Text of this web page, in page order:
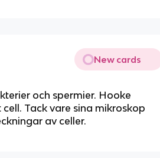
New cards
och spermier. Hooke
Tack vare sina mikroskop
av celler.